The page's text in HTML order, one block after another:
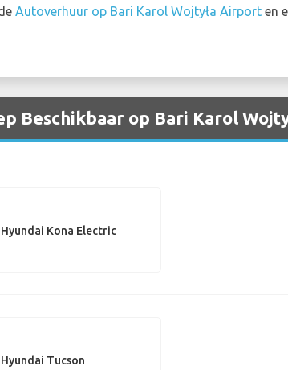
Autoverhuur op Bari Karol Wojtyła Airport en
Beschikbaar op Bari Karol
Hyundai Kona Electric
Hyundai Tucson